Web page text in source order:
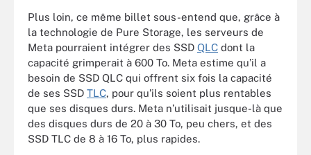
Plus loin, ce même billet sous-entend que, grâce à
la technologie de Pure Storage, les serveurs de
Meta pourraient intégrer des SSD QLC dont la
capacité grimperait à 600 To. Meta estime qu’il a
besoin de SSD QLC qui offrent six fois la capacité
de ses SSD TLC, pour qu’ils soient plus rentables
que ses disques durs. Meta n’utilisait jusque-là que
des disques durs de 20 à 30 To, peu chers, et des
SSD TLC de 8 à 16 To, plus rapides.